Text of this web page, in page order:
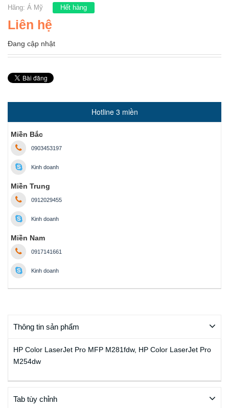
Hãng: Á Mỹ Hết hàng
Liên hệ
Đang cập nhật
Hotline 3 miền
Miền Bắc
0903453197
Kinh doanh
Miền Trung
0912029455
Kinh doanh
Miền Nam
0917141661
Kinh doanh
Thông tin sản phẩm
HP Color LaserJet Pro MFP M281fdw, HP Color LaserJet Pro
M254dw
Tab tùy chỉnh